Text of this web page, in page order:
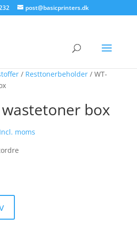
post@basicprinters.dk
/ Resttonerbeholder/ WT-
box
Incl. moms